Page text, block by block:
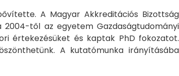
A Magyar Akkreditációs Bizottság
től az egyetem Gazdaságtudományi
értekezésüket és kaptak PhD fokozatot.
A kutatómunka irányításába